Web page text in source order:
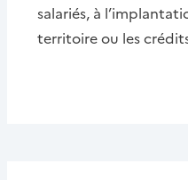
salariés, à
territoire ou les